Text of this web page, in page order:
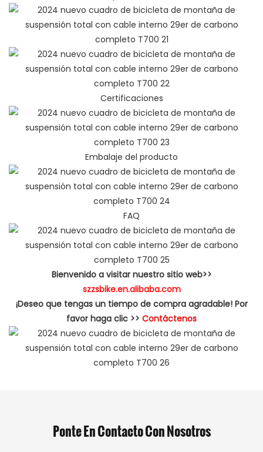
Certificaciones
Embalaje del producto
FAQ
Bienvenido a visitar nuestro sitio web>>
szzsbike.en.alibaba.com
¡Deseo que tengas un tiempo de compra agradable! Por
favor haga clic >> Contáctenos
Ponte En Contacto Con Nosotros